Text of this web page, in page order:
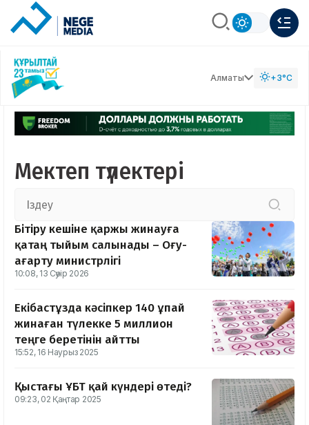
Алматы +3°C
Мектеп түлектері
Бітіру кешіне қаржы жинауға
қатаң тыйым салынады – Оғу-
ағарту министрлігі
10:08, 13 Сәуір 2026
Екібастұзда кәсіпкер 140 ұпай
жинаған түлекке 5 миллион
теңге беретінін айтты
15:52, 16 Наурыз 2025
Қыстағы ҰБТ қай күндері өтеді?
09:23, 02 Қаңтар 2025